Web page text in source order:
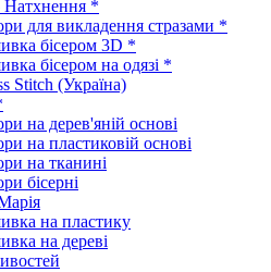
*
для викладення стразами *
бісером 3D *
бісером на одязі *
Stitch (Україна)
на дерев'яній основі
на пластиковій основі
на тканині
бісерні
на пластику
на дереві